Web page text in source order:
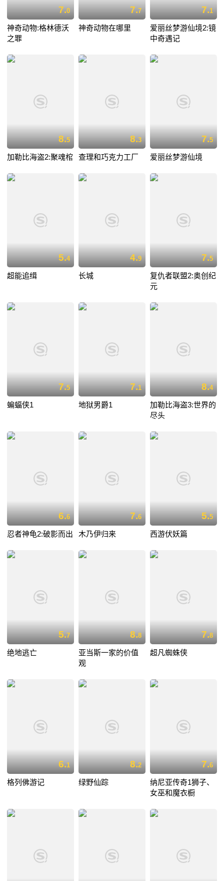
7.0
神奇动物:格林德沃
之罪
7.7
神奇动物在哪里
7.1
爱丽丝梦游仙境2:镜
中奇遇记
8.5
加勒比海盗2:聚魂棺
8.3
查理和巧克力工厂
7.5
爱丽丝梦游仙境
5.4
超能追缉
4.9
长城
7.5
复仇者联盟2:奥创纪
元
7.5
蝙蝠侠1
7.1
地狱男爵1
8.4
加勒比海盗3:世界的
尽头
6.6
忍者神龟2:破影而出
7.6
木乃伊归来
5.5
西游伏妖篇
5.7
绝地逃亡
8.8
亚当斯一家的价值
观
7.8
超凡蜘蛛侠
6.1
格列佛游记
8.2
绿野仙踪
7.6
纳尼亚传奇1狮子、
女巫和魔衣橱